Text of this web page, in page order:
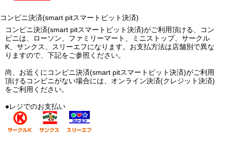
コンビニ決済(smart pitスマートピット決済)
コンビニ決済(smart pitスマートピット決済)がご利用頂ける、コン
ビニは、ローソン、ファミリーマート、ミニストップ、サークル
K、サンクス、スリーエフになります。お支払方法は店舗別で異な
りますので、下記をご参照ください。
尚、お近くにコンビニ決済(smart pitスマートピット決済)がご利用
頂けるコンビニがない場合には、 オンライン決済(クレジット決済)
をご利用ください。
●レジでのお支払い